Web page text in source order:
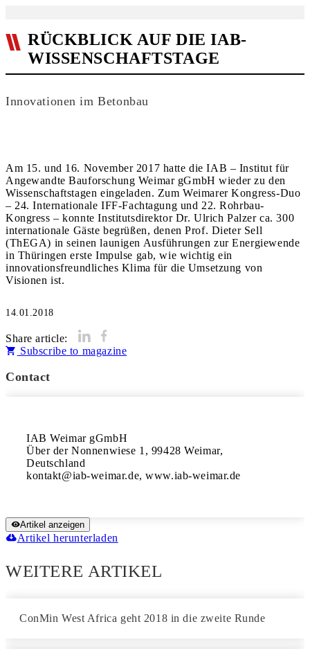
RÜCKBLICK AUF DIE IAB-
WISSENSCHAFTSTAGE
Innovationen im Betonbau
Am 15. und 16. November 2017 hatte die IAB – Institut für
Angewandte Bauforschung Weimar gGmbH wieder zu den
Wissenschaftstagen eingeladen. Zum Weimarer Kongress-Duo
– 24. Internationale IFF-Fachtagung und 22. Rohrbau-
Kongress – konnte Institutsdirektor Dr. Ulrich Palzer ca. 300
internationale Gäste begrüßen, denen Prof. Dieter Sell
(ThEGA) in seinen launigen Ausführungen zur Energiewende
in Thüringen erste Impulse gab, wie wichtig ein
innovationsfreundliches Klima für die Umsetzung von
Visionen ist.
14.01.2018
Share article:
Subscribe to magazine
Contact
IAB Weimar gGmbH
Über der Nonnenwiese 1, 99428 Weimar,
Deutschland
kontakt@iab-weimar.de, www.iab-weimar.de
Artikel anzeigen
Artikel herunterladen
WEITERE ARTIKEL
ConMin West Africa geht 2018 in die zweite Runde